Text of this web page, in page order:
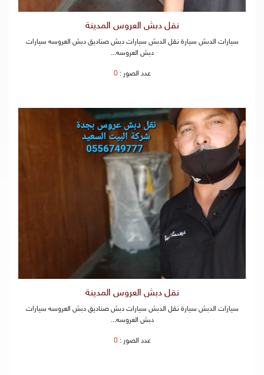
نقل دبش العروس المدينة
سيارات الدبش سيارة نقل الدبش سيارات دبش صناديق دبش العروسه سيارات
دبش العروسه...
عدد الصور :0
نقل دبش العروس المدينة
سيارات الدبش سيارة نقل الدبش سيارات دبش صناديق دبش العروسه سيارات
دبش العروسه...
عدد الصور :0